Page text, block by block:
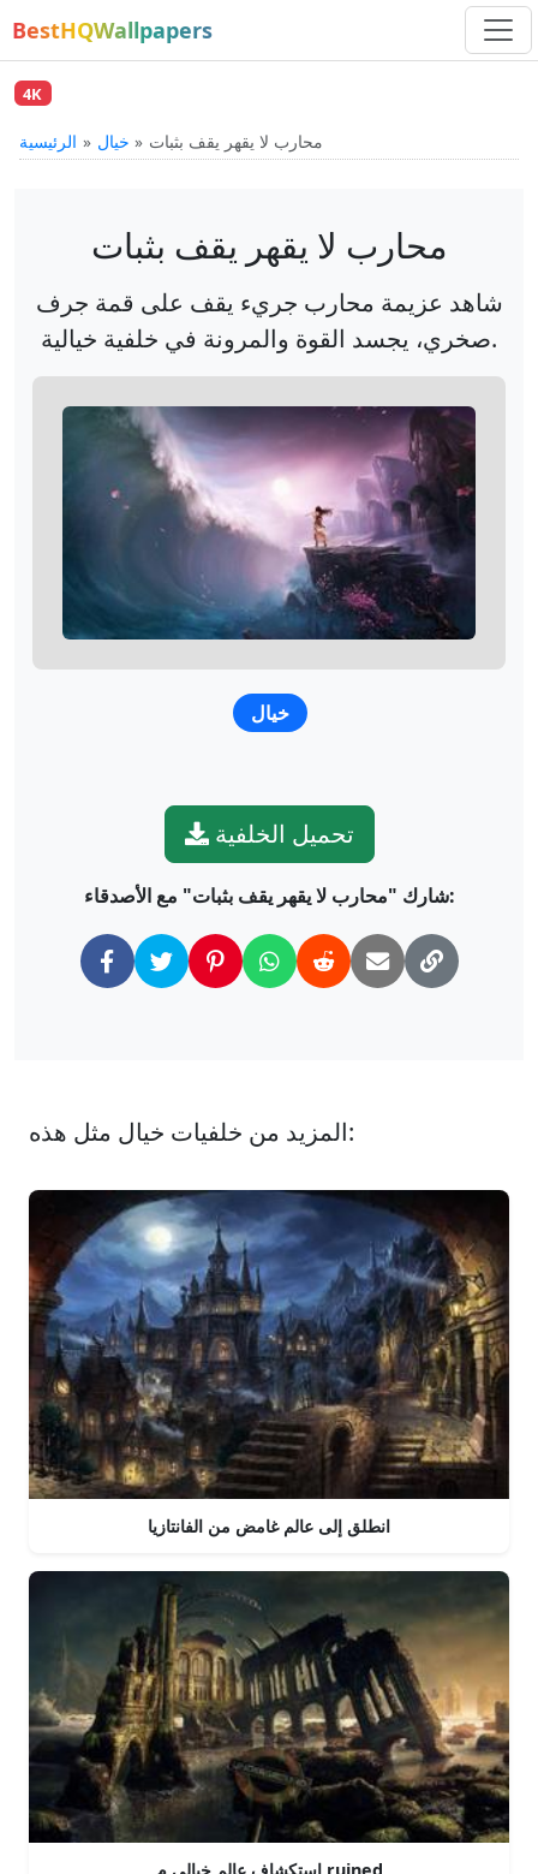
BestHQWallpapers
4K
الرئيسية خيال محارب لا يقهر يقف بثبات
محارب لا يقهر يقف بثبات
شاهد عزيمة محارب جريء يقف على قمة جرف
صخري، يجسد القوة والمرونة في خلفية خيالية.
خيال
تحميل الخلفية
شارك "محارب لا يقهر يقف بثبات" مع الأصدقاء:
المزيد من خلفيات خيال مثل هذه:
انطلق إلى عالم غامض من الفانتازيا
استكشاف عالم خيالي م ruined